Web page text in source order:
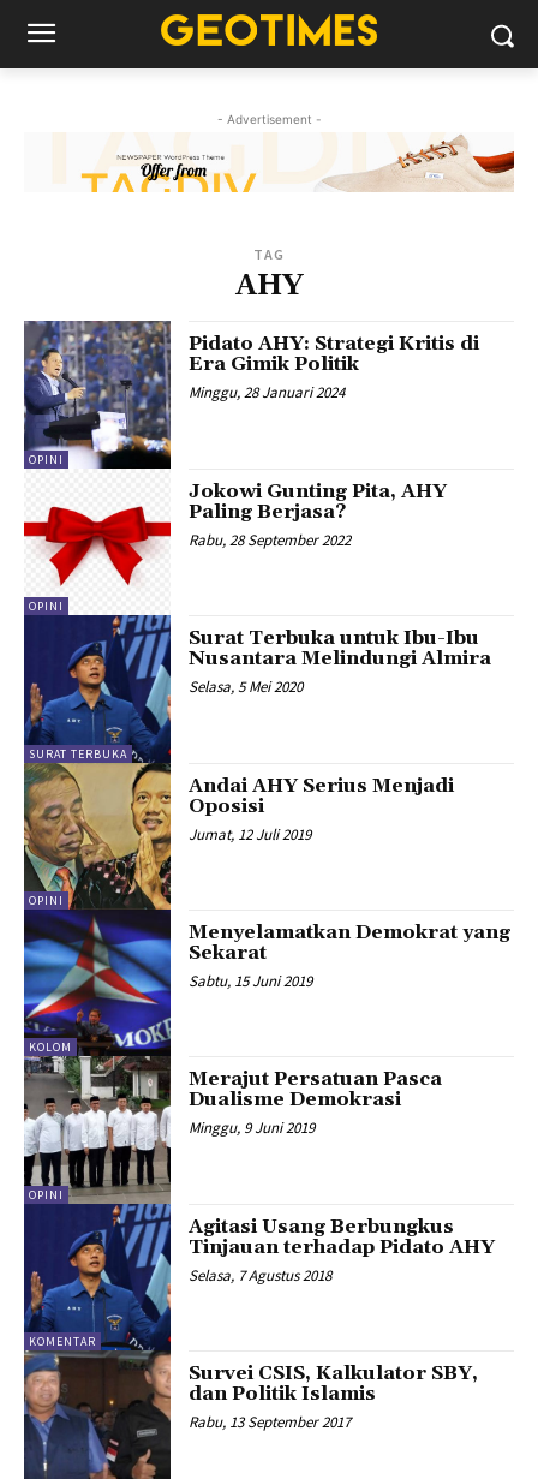
- Advertisement -
TAG
AHY
OPINI
Pidato AHY: Strategi Kritis di
Era Gimik Politik
Minggu, 28 Januari 2024
OPINI
Jokowi Gunting Pita, AHY
Paling Berjasa?
Rabu, 28 September 2022
SURAT TERBUKA
Surat Terbuka untuk Ibu-Ibu
Nusantara Melindungi Almira
Selasa, 5 Mei 2020
OPINI
Andai AHY Serius Menjadi
Oposisi
Jumat, 12 Juli 2019
KOLOM
Menyelamatkan Demokrat yang
Sekarat
Sabtu, 15 Juni 2019
OPINI
Merajut Persatuan Pasca
Dualisme Demokrasi
Minggu, 9 Juni 2019
KOMENTAR
Agitasi Usang Berbungkus
Tinjauan terhadap Pidato AHY
Selasa, 7 Agustus 2018
Survei CSIS, Kalkulator SBY,
dan Politik Islamis
Rabu, 13 September 2017